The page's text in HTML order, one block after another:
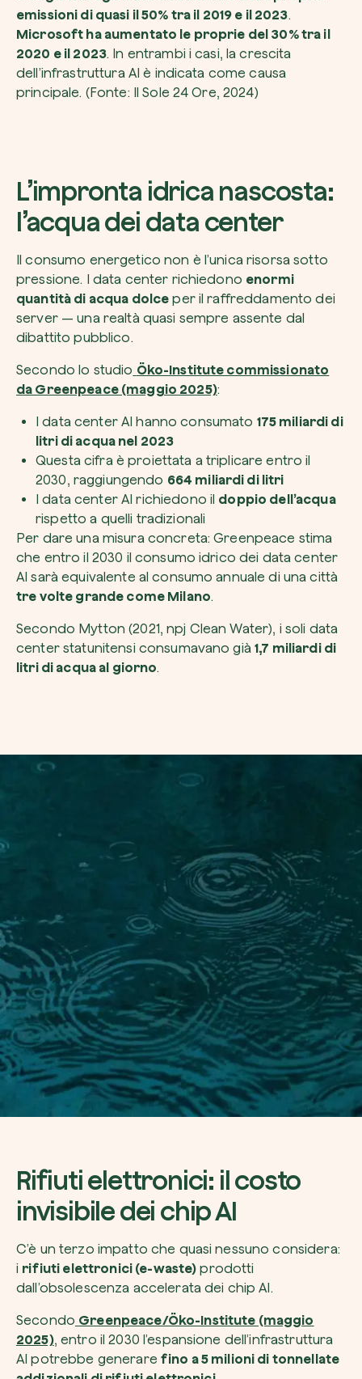
emissioni di quasi il 50% tra il 2019 e il 2023.
Microsoft ha aumentato le proprie del 30% tra il
2020 e il 2023. In entrambi i casi, la crescita
dell’infrastruttura AI è indicata come causa
principale. (Fonte: Il Sole 24 Ore, 2024)
L’impronta idrica nascosta:
l’acqua dei data center
Il consumo energetico non è l’unica risorsa sotto
pressione. I data center richiedono enormi
quantità di acqua dolce per il raffreddamento dei
server — una realtà quasi sempre assente dal
dibattito pubblico.
Secondo lo studio Öko-Institute commissionato
da Greenpeace (maggio 2025):
I data center AI hanno consumato 175 miliardi di
litri di acqua nel 2023
Questa cifra è proiettata a triplicare entro il
2030, raggiungendo 664 miliardi di litri
I data center AI richiedono il doppio dell’acqua
rispetto a quelli tradizionali
Per dare una misura concreta: Greenpeace stima
che entro il 2030 il consumo idrico dei data center
AI sarà equivalente al consumo annuale di una città
tre volte grande come Milano.
Secondo Mytton (2021,npj Clean Water), i soli data
center statunitensi consumavano già1,7 miliardi di
litri di acqua al giorno.
Rifiuti elettronici: il costo
invisibile dei chip AI
C’è un terzo impatto che quasi nessuno considera:
i rifiuti elettronici (e-waste) prodotti
dall’obsolescenza accelerata dei chip AI.
Secondo Greenpeace/Öko-Institute (maggio
2025), entro il 2030 l’espansione dell’infrastruttura
AI potrebbe generare fino a 5 milioni di tonnellate